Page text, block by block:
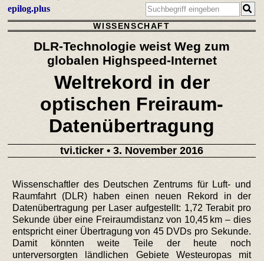
epilog.plus
WISSENSCHAFT
DLR-Technologie weist Weg zum
globalen Highspeed-Internet
Weltrekord in der
optischen Freiraum-
Datenübertragung
tvi.ticker • 3. November 2016
Wissenschaftler des Deutschen Zentrums für Luft- und
Raumfahrt (DLR) haben einen neuen Rekord in der
Datenübertragung per Laser aufgestellt: 1,72 Terabit pro
Sekunde über eine Freiraumdistanz von 10,45 km – dies
entspricht einer Übertragung von 45 DVDs pro Sekunde.
Damit könnten weite Teile der heute noch
unterversorgten ländlichen Gebiete Westeuropas mit